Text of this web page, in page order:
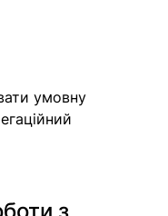
умовну